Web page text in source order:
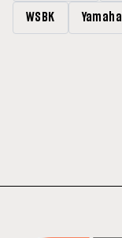
WSBK Yamaha